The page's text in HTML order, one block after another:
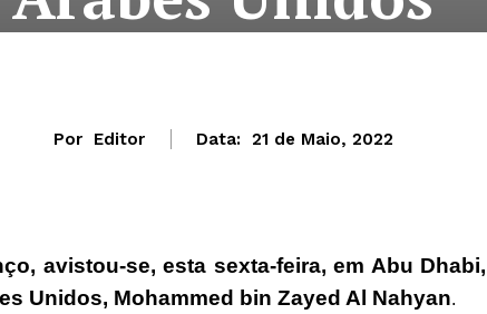
Por Editor Data: 21 de Maio, 2022
avistou-se, esta sexta-feira, em Abu Dhabi,
Unidos, Mohammed bin Zayed Al Nahyan.